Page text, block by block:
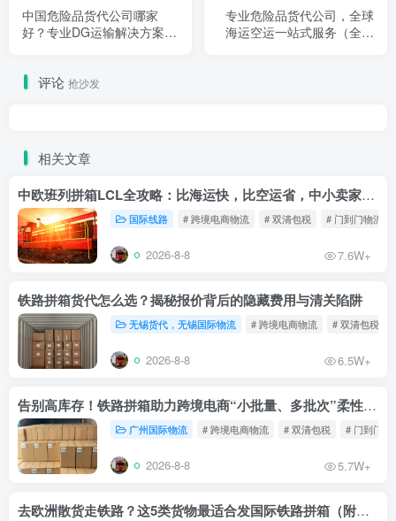
中国危险品货代公司哪家
好？专业DG运输解决方案
专业危险品货代公司，全球
海运空运一站式服务（全面
评论 抢沙发
相关文章
中欧班列拼箱LCL全攻略：比海运快，比空运省，中小卖家的物流新宠！
国际线路 # 跨境电商物流 # 双清包税 # 门到门物流
2026-8-8 7.6W+
铁路拼箱货代怎么选？揭秘报价背后的隐藏费用与清关陷阱
无锡货代，无锡国际物流 # 跨境电商物流 # 双清包税
2026-8-8 6.5W+
告别高库存！铁路拼箱助力跨境电商“小批量、多批次”柔性补货
广州国际物流 # 跨境电商物流 # 双清包税 # 门到门物
2026-8-8 5.7W+
去欧洲散货走铁路？这5类货物最适合发国际铁路拼箱（附禁运清单）